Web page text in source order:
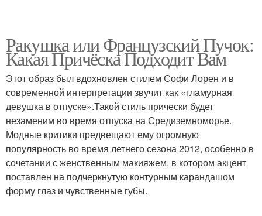
Ракушка или Французский Пучок:
Какая Причёска Подходит Вам
Этот образ был вдохновлен стилем Софи Лорен и в
современной интерпретации звучит как «гламурная
девушка в отпуске».Такой стиль прически будет
незаменим во время отпуска на Средиземноморье.
Модные критики предвещают ему огромную
популярность во время летнего сезона 2012, особенно в
сочетании с женственным макияжем, в котором акцент
поставлен на подчеркнутую контурным карандашом
форму глаз и чувственные губы.